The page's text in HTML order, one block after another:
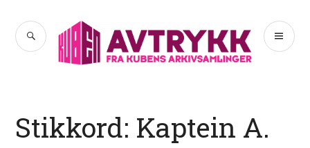
innhold
Avtrykk
SØK
Stikkord: Kaptein A.